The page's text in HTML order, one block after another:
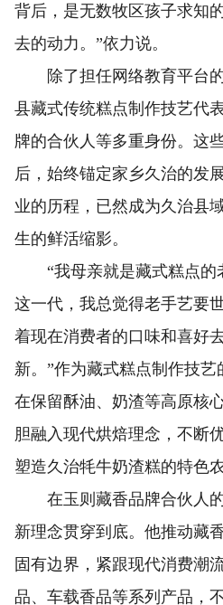
背后，是无数牧区孩子求知
去的动力。”依力说。
除了担任网络教育平台的
县藏式传统糕点制作技艺代
牌的合伙人等多重身份。这
后，始终锚定家乡久治的发
业的历程，已然成为久治县
生的鲜活缩影。
“我母亲就是藏式糕点的
这一代，我总觉得老手艺要
着现在消费者的口味和喜好
新。”作为藏式糕点制作技
在保留酥油、奶渣等高原核
胆融入现代烘焙理念，不断
塑造久治牦牛奶渣糕的特色
在玉则藏香品牌合伙人的
新理念贯穿到底。他推动藏
固有边界，紧跟现代消费潮
品、车载香品等系列产品，